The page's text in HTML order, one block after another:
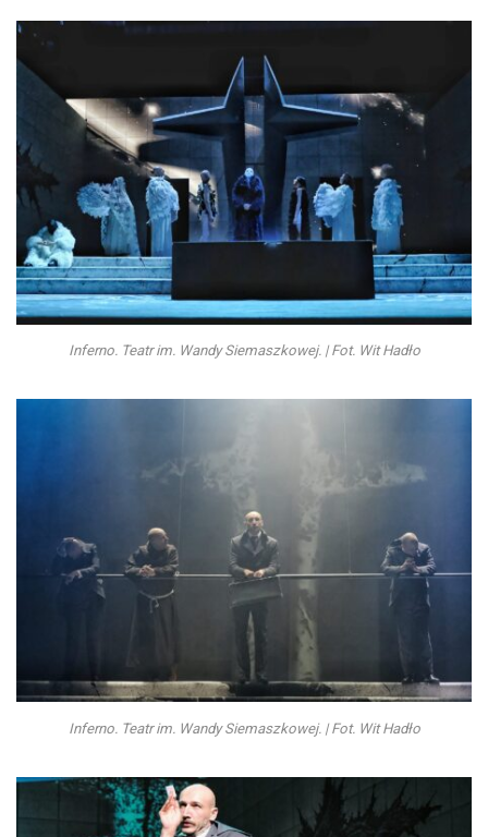
Inferno. Teatr im. Wandy Siemaszkowej. | Fot. Wit Hadło
Inferno. Teatr im. Wandy Siemaszkowej. | Fot. Wit Hadło